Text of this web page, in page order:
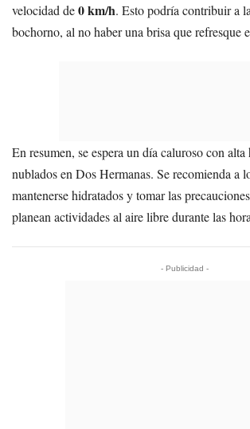
velocidad de0 km/h. Esto podría contribuir a
bochorno, al no haber una brisa que refresque
En resumen, se espera un día caluroso con
nublados en Dos Hermanas. Se recomienda a
mantenerse hidratados y tomar las
planean actividades al aire libre durante las
- Publicidad -